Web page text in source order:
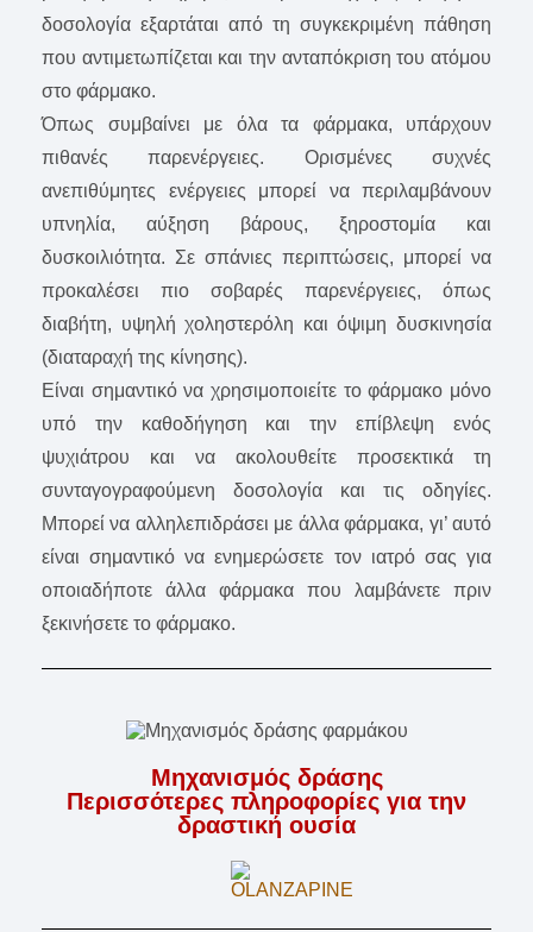
δοσολογία εξαρτάται από τη συγκεκριμένη πάθηση
που αντιμετωπίζεται και την ανταπόκριση του ατόμου
στο φάρμακο.
Όπως συμβαίνει με όλα τα φάρμακα, υπάρχουν
πιθανές παρενέργειες. Ορισμένες συχνές
ανεπιθύμητες ενέργειες μπορεί να περιλαμβάνουν
υπνηλία, αύξηση βάρους, ξηροστομία και
δυσκοιλιότητα. Σε σπάνιες περιπτώσεις, μπορεί να
προκαλέσει πιο σοβαρές παρενέργειες, όπως
διαβήτη, υψηλή χοληστερόλη και όψιμη δυσκινησία
(διαταραχή της κίνησης).
Είναι σημαντικό να χρησιμοποιείτε το φάρμακο μόνο
υπό την καθοδήγηση και την επίβλεψη ενός
ψυχιάτρου και να ακολουθείτε προσεκτικά τη
συνταγογραφούμενη δοσολογία και τις οδηγίες.
Μπορεί να αλληλεπιδράσει με άλλα φάρμακα, γι’ αυτό
είναι σημαντικό να ενημερώσετε τον ιατρό σας για
οποιαδήποτε άλλα φάρμακα που λαμβάνετε πριν
ξεκινήσετε το φάρμακο.
Μηχανισμός δράσης
Περισσότερες πληροφορίες για την
δραστική ουσία